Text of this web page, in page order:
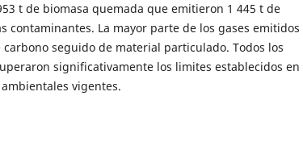
t de biomasa quemada que emitieron 1 445 t de
contaminantes. La mayor parte de los gases emitidos
seguido de material particulado. Todos los
significativamente los limites establecidos en
vigentes.